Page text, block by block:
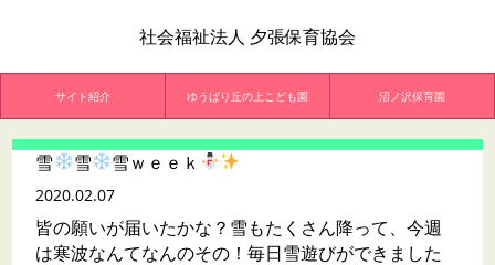
社会福祉法人 夕張保育協会
サイト紹介 ゆうばり丘の上こども園 沼ノ沢保育園
雪 雪 雪ｗｅｅｋ
2020.02.07
皆の願いが届いたかな？雪もたくさん降って、今週
は寒波なんてなんのその！毎日雪遊びができました